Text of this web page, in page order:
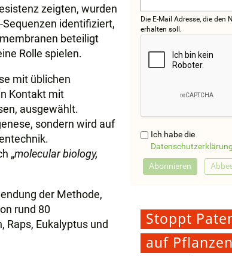
zeigten, wurden
identifiziert,
beteiligt
Rolle spielen.
mit üblichen
Kontakt mit
ausgewählt.
sondern wird auf
„molecular biology,
der Methode,
rund 80
Raps, Eukalyptus und
Die E-Mail Adresse, die den
erhalten soll.
Ich habe die
Datenschutzerklärung
Stoppt
auf